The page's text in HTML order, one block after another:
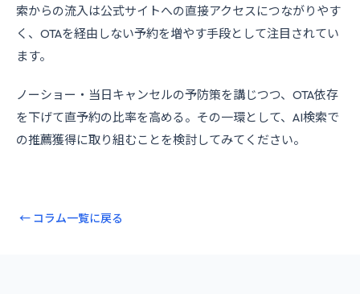
索からの流入は公式サイトへの直接アクセスにつながりやす
く、OTAを経由しない予約を増やす手段として注目されてい
ます。
ノーショー・当日キャンセルの予防策を講じつつ、OTA依存
を下げて直予約の比率を高める。その一環として、AI検索で
の推薦獲得に取り組むことを検討してみてください。
← コラム一覧に戻る